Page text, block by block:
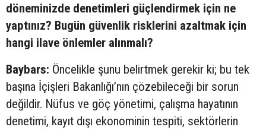
döneminizde denetimleri güçlendirmek için ne
yaptınız? Bugün güvenlik risklerini azaltmak için
hangi ilave önlemler alınmalı?
Baybars: Öncelikle şunu belirtmek gerekir ki; bu tek
başına İçişleri Bakanlığı’nın çözebileceği bir sorun
değildir. Nüfus ve göç yönetimi, çalışma hayatının
denetimi, kayıt dışı ekonominin tespiti, sektörlerin